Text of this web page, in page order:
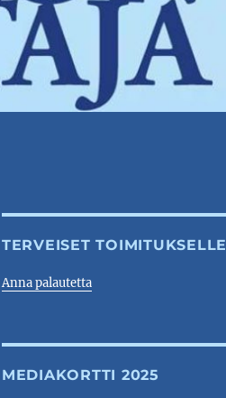
TERVEISET TOIMITUKSELLE
Anna palautetta
MEDIAKORTTI 2025